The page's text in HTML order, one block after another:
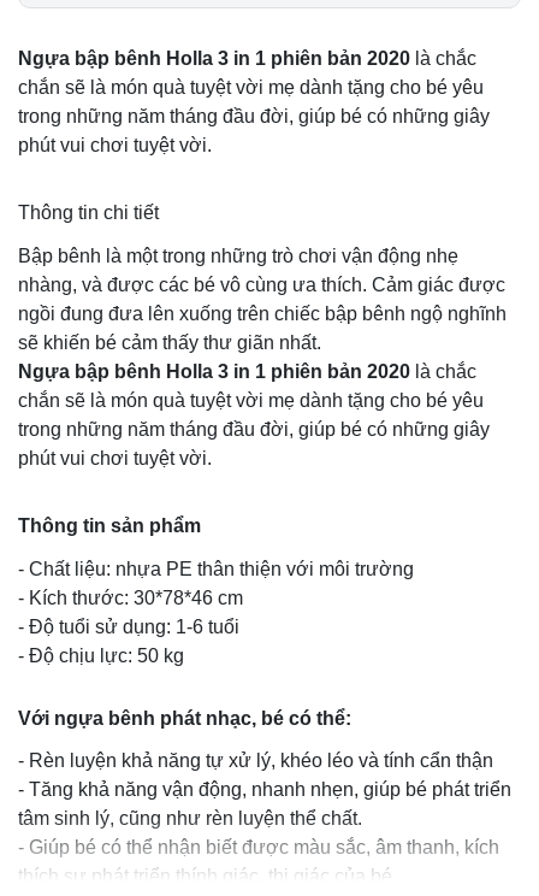
Ngựa bập bênh Holla 3 in 1 phiên bản 2020 là chắc
chắn sẽ là món quà tuyệt vời mẹ dành tặng cho bé yêu
trong những năm tháng đầu đời, giúp bé có những giây
phút vui chơi tuyệt vời.
Thông tin chi tiết
Bập bênh là một trong những trò chơi vận động nhẹ
nhàng, và được các bé vô cùng ưa thích. Cảm giác được
ngồi đung đưa lên xuống trên chiếc bập bênh ngộ nghĩnh
sẽ khiến bé cảm thấy thư giãn nhất.
Ngựa bập bênh Holla 3 in 1 phiên bản 2020 là chắc
chắn sẽ là món quà tuyệt vời mẹ dành tặng cho bé yêu
trong những năm tháng đầu đời, giúp bé có những giây
phút vui chơi tuyệt vời.
Thông tin sản phẩm
- Chất liệu: nhựa PE thân thiện với môi trường
- Kích thước: 30*78*46 cm
- Độ tuổi sử dụng: 1-6 tuổi
- Độ chịu lực: 50 kg
Với ngựa bênh phát nhạc, bé có thể:
- Rèn luyện khả năng tự xử lý, khéo léo và tính cẩn thận
- Tăng khả năng vận động, nhanh nhẹn, giúp bé phát triển
tâm sinh lý, cũng như rèn luyện thể chất.
- Giúp bé có thể nhận biết được màu sắc, âm thanh, kích
thích sự phát triển thính giác, thị giác của bé.